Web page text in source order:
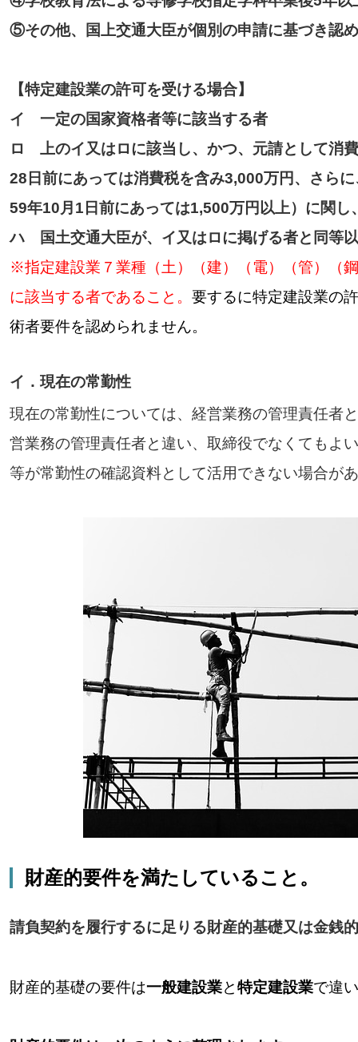
⑤その他、国上交通大臣が個別の申請に基づき認
【特定建設業の許可を受ける場合】
イ 一定の国家資格者等に該当する者
ロ 上のイ又はロに該当し、かつ、元請として消
28日前にあっては消費税を含み3,000万円、さら
59年10月1日前にあっては1,500万円以上）に関
ハ 国土交通大臣が、イ又はロに掲げる者と同等
※指定建設業７業種（土）（建）（電）（管）（
に該当する者であること。 要するに特定建設業の
術者要件を認められません。
イ．現在の常勤性
現在の常勤性については、経営業務の管理責任者
営業務の管理責任者と違い、取締役でなくてもよ
等が常勤性の確認資料として活用できない場合が
財産的要件を満たしていること。
請負契約を履行するに足りる財産的基礎又は金銭
財産的基礎の要件は一般建設業と特定建設業で違